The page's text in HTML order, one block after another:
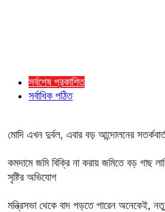
সর্বশেষ প্রকাশিত
সর্বাধিক পঠিত
মোদি এখন দুর্বল, এবার বড় আন্দোলনের
কমদামে জমি বিক্রি না করায় জমিতে বড় গাছ
সৃষ্টির অভিযোগ
মন্ত্রিসভা থেকে বাদ পড়তে পারেন অনেকেই,